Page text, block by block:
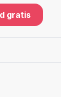
gratis